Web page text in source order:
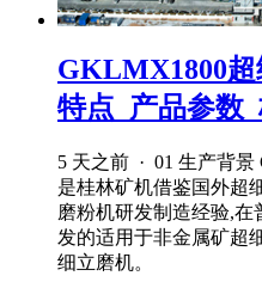
GKLMX1800
特点_产品参数
5 天之前 · 01 生产背
是桂林矿机借鉴国外超
磨粉机研发制造经验,
发的适用于非金属矿超
细立磨机。